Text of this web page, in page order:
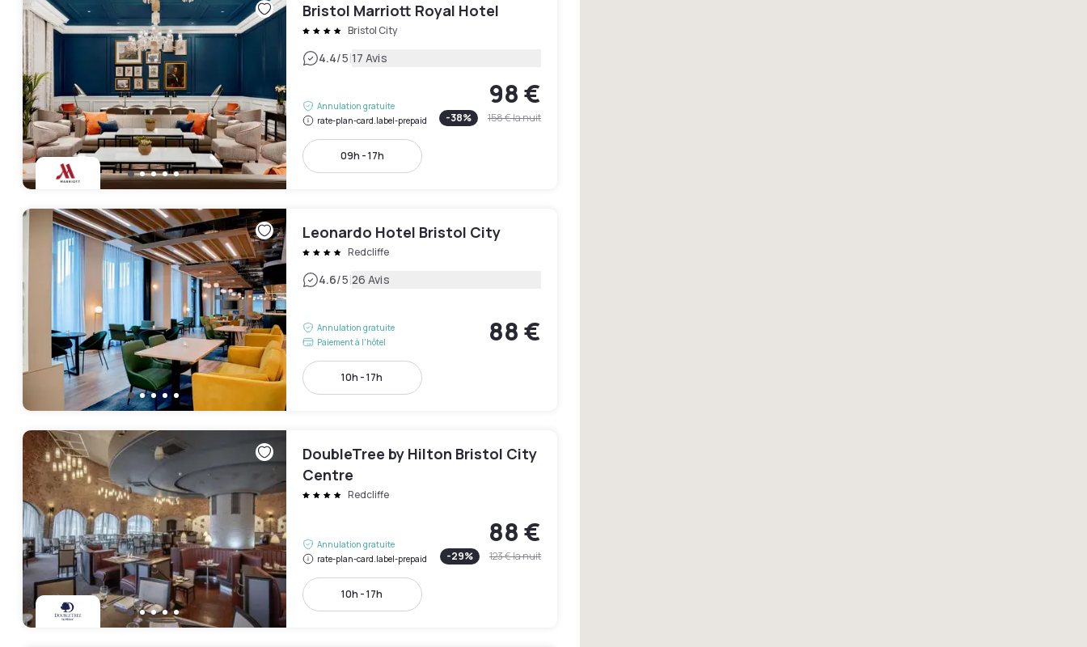
Bristol Marriott Royal Hotel
Bristol City
4.4/5|17 Avis
Annulation gratuite
rate-plan-card.label-prepaid
98 €
-38% 158 €la nuit
09h - 17h
Leonardo Hotel Bristol City
Redcliffe
4.6/5|26 Avis
Annulation gratuite
Paiement à l'hôtel
88 €
10h - 17h
DoubleTree by Hilton Bristol City
Centre
Redcliffe
Annulation gratuite
rate-plan-card.label-prepaid
88 €
-29% 123 €la nuit
10h - 17h